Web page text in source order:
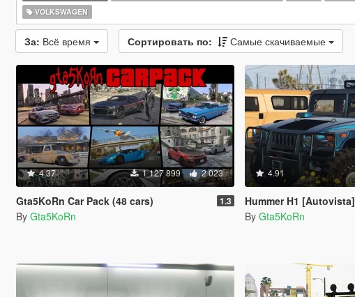
VOLKSWAGEN
За: Всё время Сортировать по: Самые скачиваемые
4.37 1 127 899 2 023
Gta5KoRn Car Pack (48 cars) 1.3
By Gta5KoRn
4.91
Hummer H1 [Autovista]
By Gta5KoRn